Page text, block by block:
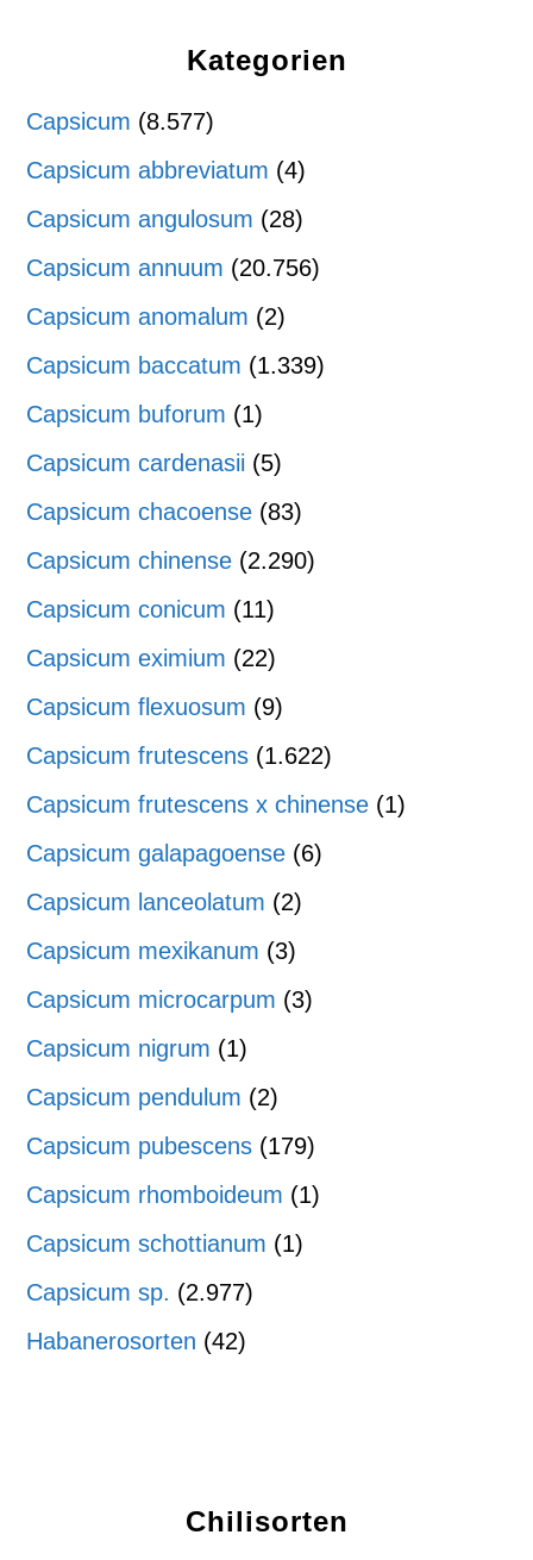
Kategorien
Capsicum (8.577)
Capsicum abbreviatum (4)
Capsicum angulosum (28)
Capsicum annuum (20.756)
Capsicum anomalum (2)
Capsicum baccatum (1.339)
Capsicum buforum (1)
Capsicum cardenasii (5)
Capsicum chacoense (83)
Capsicum chinense (2.290)
Capsicum conicum (11)
Capsicum eximium (22)
Capsicum flexuosum (9)
Capsicum frutescens (1.622)
Capsicum frutescens x chinense (1)
Capsicum galapagoense (6)
Capsicum lanceolatum (2)
Capsicum mexikanum (3)
Capsicum microcarpum (3)
Capsicum nigrum (1)
Capsicum pendulum (2)
Capsicum pubescens (179)
Capsicum rhomboideum (1)
Capsicum schottianum (1)
Capsicum sp. (2.977)
Habanerosorten (42)
Chilisorten